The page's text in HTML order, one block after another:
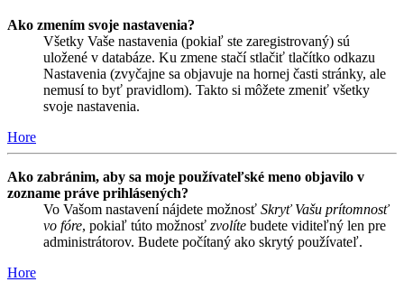
Ako zmením svoje nastavenia?
Všetky Vaše nastavenia (pokiaľ ste zaregistrovaný) sú
uložené v databáze. Ku zmene stačí stlačiť tlačítko odkazu
Nastavenia (zvyčajne sa objavuje na hornej časti stránky, ale
nemusí to byť pravidlom). Takto si môžete zmeniť všetky
svoje nastavenia.
Hore
Ako zabránim, aby sa moje používateľské meno objavilo v
zozname práve prihlásených?
Vo Vašom nastavení nájdete možnosť Skryť Vašu prítomnosť
vo fóre, pokiaľ túto možnosť zvolíte budete viditeľný len pre
administrátorov. Budete počítaný ako skrytý používateľ.
Hore